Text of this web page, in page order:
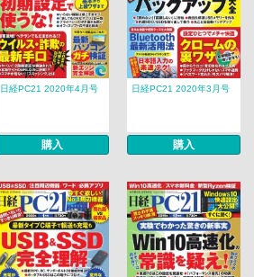
日経PC21 2020年4月号
購入
日経PC21 2020年3月号
購入